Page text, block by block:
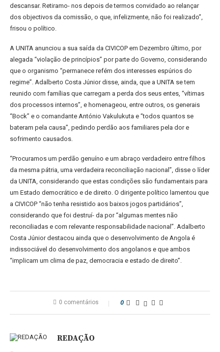
descansar. Retiramo- nos depois de termos convidado ao relançar
dos objectivos da comissão, o que, infelizmente, não foi realizado”,
frisou o político.
A UNITA anunciou a sua saída da CIVICOP em Dezembro último, por
alegada “violação de princípios” por parte do Governo, considerando
que o organismo “permanece refém dos interesses espúrios do
regime”. Adalberto Costa Júnior disse, ainda, que a UNITA se tem
reunido com famílias que carregam a perda dos seus entes, “vítimas
dos processos internos”, e homenageou, entre outros, os generais
“Bock” e o comandante António Vakulukuta e “todos quantos se
bateram pela causa”, pedindo perdão aos familiares pela dor e
sofrimento causados.
“Procuramos um perdão genuíno e um abraço verdadeiro entre filhos
da mesma pátria, uma verdadeira reconciliação nacional”, disse o líder
da UNITA, considerando que estas condições são fundamentais para
um Estado democrático e de direito. O dirigente político lamentou que
a CIVICOP “não tenha resistido aos baixos jogos partidários”,
considerando que foi destruí- da por “algumas mentes não
reconciliadas e com relevante responsabilidade nacional”. Adalberto
Costa Júnior destacou ainda que o desenvolvimento de Angola é
indissociável do desenvolvimento dos angolanos e que ambos
“implicam um clima de paz, democracia e estado de direito”.
0 comentários 0
REDAÇÃO